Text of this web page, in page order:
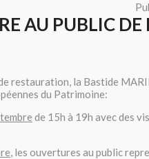
AU PUBLIC DE
restauration, la Bastide
du Patrimoine:
de 15h à 19h avec des
, les ouvertures au public